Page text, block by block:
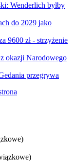
Wenderlich byłby
do 2029 jako
9600 zł - strzyżenie
okazji Narodowego
przegrywa